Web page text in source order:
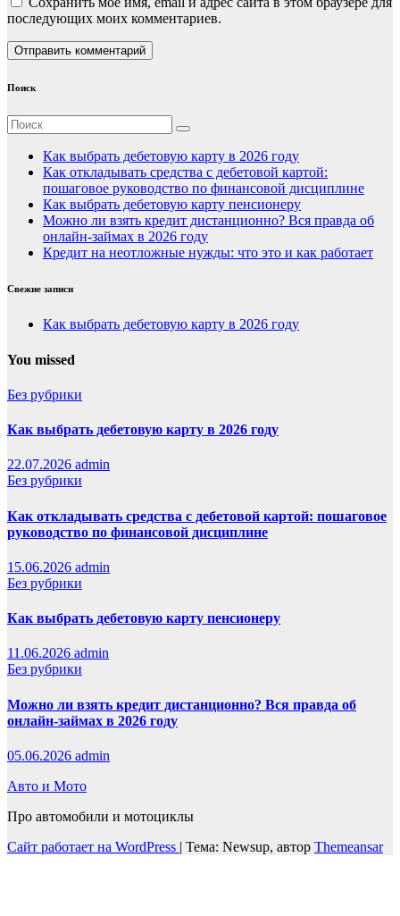
последующих моих комментариев.
Поиск
Как выбрать дебетовую карту в 2026 году
Как откладывать средства с дебетовой картой:
пошаговое руководство по финансовой дисциплине
Как выбрать дебетовую карту пенсионеру
Можно ли взять кредит дистанционно? Вся правда об
онлайн-займах в 2026 году
Кредит на неотложные нужды: что это и как работает
Свежие записи
Как выбрать дебетовую карту в 2026 году
You missed
Без рубрики
Как выбрать дебетовую карту в 2026 году
22.07.2026 admin
Без рубрики
Как откладывать средства с дебетовой картой: пошаговое
руководство по финансовой дисциплине
15.06.2026 admin
Без рубрики
Как выбрать дебетовую карту пенсионеру
11.06.2026 admin
Без рубрики
Можно ли взять кредит дистанционно? Вся правда об
онлайн-займах в 2026 году
05.06.2026 admin
Авто и Мото
Про автомобили и мотоциклы
Сайт работает на WordPress | Тема: Newsup, автор Themeansar